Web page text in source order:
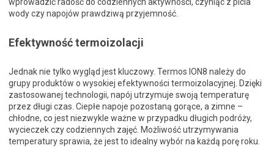
wody czy napojów prawdziwą przyjemność.
Efektywność termoizolacji
Jednak nie tylko wygląd jest kluczowy. Termos ION8 należy do
grupy produktów o wysokiej efektywności termoizolacyjnej. Dzięki
zastosowanej technologii, napój utrzymuje swoją temperaturę
przez długi czas. Ciepłe napoje pozostaną gorące, a zimne –
chłodne, co jest niezwykle ważne w przypadku długich podróży,
wycieczek czy codziennych zajęć. Możliwość utrzymywania
temperatury sprawia, że jest to idealny wybór na każdą porę roku.